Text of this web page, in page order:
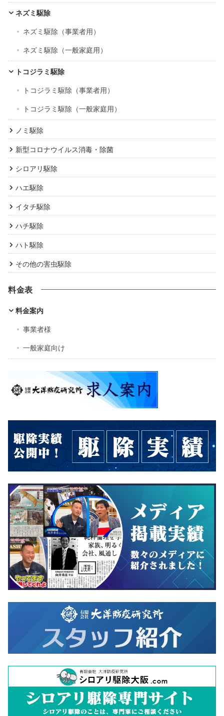
ネズミ駆除
ネズミ駆除（事業者用）
ネズミ駆除（一般家庭用）
トコジラミ駆除
トコジラミ駆除（事業者用）
トコジラミ駆除（一般家庭用）
ノミ駆除
新型コロナウイルス消毒・除菌
シロアリ駆除
ハエ駆除
イタチ駆除
ハチ駆除
ハト駆除
その他の害虫駆除
料金表
料金案内
事業者様
一般家庭向け